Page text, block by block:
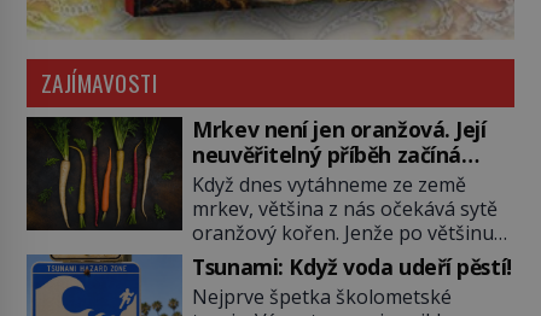
ZAJÍMAVOSTI
Mrkev není jen oranžová. Její
neuvěřitelný příběh začíná
fialovou barvou
Když dnes vytáhneme ze země
mrkev, většina z nás očekává sytě
oranžový kořen. Jenže po většinu
své historie je mrkev všechno
možné, jen ne oranžová. Je fialová,
žlutá, bílá, někdy dokonce téměř
Tsunami: Když voda udeří pěstí!
Nejprve špetka školometské